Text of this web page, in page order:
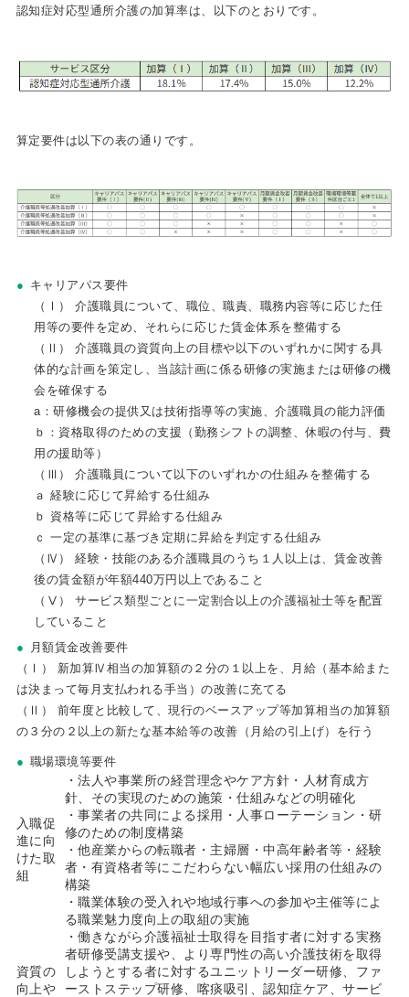
認知症対応型通所介護の加算率は、以下のとおりです。
算定要件は以下の表の通りです。
キャリアパス要件
（Ⅰ） 介護職員について、職位、職責、職務内容等に応じた任
用等の要件を定め、それらに応じた賃金体系を整備する
（Ⅱ） 介護職員の資質向上の目標や以下のいずれかに関する具
体的な計画を策定し、当該計画に係る研修の実施または研修の機
会を確保する
a：研修機会の提供又は技術指導等の実施、介護職員の能力評価
ｂ：資格取得のための支援（勤務シフトの調整、休暇の付与、費
用の援助等）
（Ⅲ） 介護職員について以下のいずれかの仕組みを整備する
ａ 経験に応じて昇給する仕組み
ｂ 資格等に応じて昇給する仕組み
ｃ 一定の基準に基づき定期に昇給を判定する仕組み
（Ⅳ） 経験・技能のある介護職員のうち１人以上は、賃金改善
後の賃金額が年額440万円以上であること
（Ⅴ） サービス類型ごとに一定割合以上の介護福祉士等を配置
していること
月額賃金改善要件
（Ⅰ） 新加算Ⅳ相当の加算額の２分の１以上を、月給（基本給また
は決まって毎月支払われる手当）の改善に充てる
（Ⅱ） 前年度と比較して、現行のベースアップ等加算相当の加算額
の３分の２以上の新たな基本給等の改善（月給の引上げ）を行う
職場環境等要件
入職促
進に向
けた取
組
・法人や事業所の経営理念やケア方針・人材育成方
針、その実現のための施策・仕組みなどの明確化
・事業者の共同による採用・人事ローテーション・研
修のための制度構築
・他産業からの転職者・主婦層・中高年齢者等・経験
者・有資格者等にこだわらない幅広い採用の仕組みの
構築
・職業体験の受入れや地域行事への参加や主催等によ
る職業魅力度向上の取組の実施
資質の
向上や
・働きながら介護福祉士取得を目指す者に対する実務
者研修受講支援や、より専門性の高い介護技術を取得
しようとする者に対するユニットリーダー研修、ファ
ーストステップ研修、喀痰吸引、認知症ケア、サービ